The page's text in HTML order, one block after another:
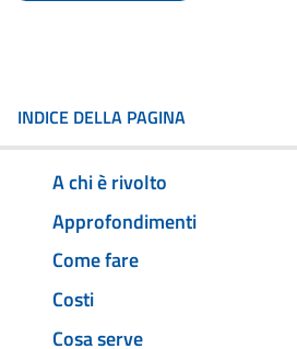
INDICE DELLA PAGINA
A chi è rivolto
Approfondimenti
Come fare
Costi
Cosa serve